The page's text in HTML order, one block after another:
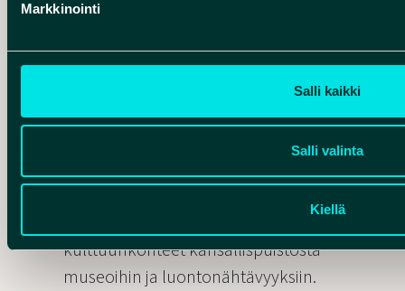
Markkinointi
Salli kaikki
Salli valinta
Kiellä
lähelle. Pyöräily, hiihto tai vaellus
Rokualla on mieleenpainuva
Siirry sivulle
KOHTEET
kulttuurikohteet kansallispuistosta
museoihin ja luontonähtävyyksiin.